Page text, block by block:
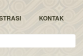
KONTAK